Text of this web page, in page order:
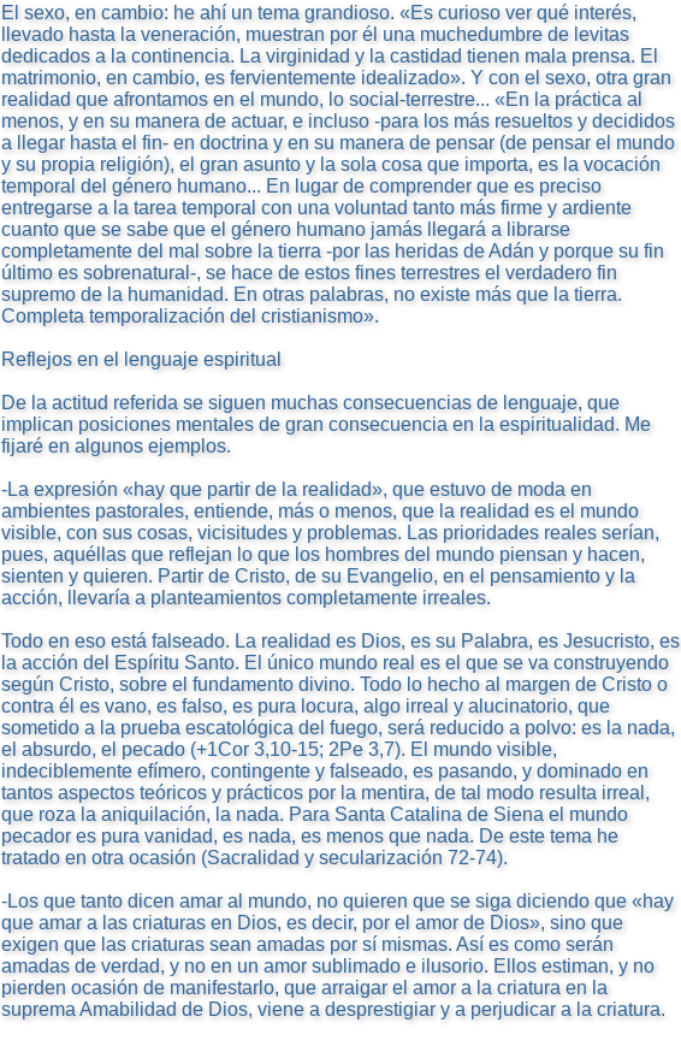
El sexo, en cambio: he ahí un tema grandioso. «Es curioso ver qué interés,
llevado hasta la veneración, muestran por él una muchedumbre de levitas
dedicados a la continencia. La virginidad y la castidad tienen mala prensa. El
matrimonio, en cambio, es fervientemente idealizado». Y con el sexo, otra gran
realidad que afrontamos en el mundo, lo social-terrestre... «En la práctica al
menos, y en su manera de actuar, e incluso -para los más resueltos y decididos
a llegar hasta el fin- en doctrina y en su manera de pensar (de pensar el mundo
y su propia religión), el gran asunto y la sola cosa que importa, es la vocación
temporal del género humano... En lugar de comprender que es preciso
entregarse a la tarea temporal con una voluntad tanto más firme y ardiente
cuanto que se sabe que el género humano jamás llegará a librarse
completamente del mal sobre la tierra -por las heridas de Adán y porque su fin
último es sobrenatural-, se hace de estos fines terrestres el verdadero fin
supremo de la humanidad. En otras palabras, no existe más que la tierra.
Completa temporalización del cristianismo».
Reflejos en el lenguaje espiritual
De la actitud referida se siguen muchas consecuencias de lenguaje, que
implican posiciones mentales de gran consecuencia en la espiritualidad. Me
fijaré en algunos ejemplos.
-La expresión «hay que partir de la realidad», que estuvo de moda en
ambientes pastorales, entiende, más o menos, que la realidad es el mundo
visible, con sus cosas, vicisitudes y problemas. Las prioridades reales serían,
pues, aquéllas que reflejan lo que los hombres del mundo piensan y hacen,
sienten y quieren. Partir de Cristo, de su Evangelio, en el pensamiento y la
acción, llevaría a planteamientos completamente irreales.
Todo en eso está falseado. La realidad es Dios, es su Palabra, es Jesucristo, es
la acción del Espíritu Santo. El único mundo real es el que se va construyendo
según Cristo, sobre el fundamento divino. Todo lo hecho al margen de Cristo o
contra él es vano, es falso, es pura locura, algo irreal y alucinatorio, que
sometido a la prueba escatológica del fuego, será reducido a polvo: es la nada,
el absurdo, el pecado (+1Cor 3,10-15; 2Pe 3,7). El mundo visible,
indeciblemente efímero, contingente y falseado, es pasando, y dominado en
tantos aspectos teóricos y prácticos por la mentira, de tal modo resulta irreal,
que roza la aniquilación, la nada. Para Santa Catalina de Siena el mundo
pecador es pura vanidad, es nada, es menos que nada. De este tema he
tratado en otra ocasión (Sacralidad y secularización 72-74).
-Los que tanto dicen amar al mundo, no quieren que se siga diciendo que «hay
que amar a las criaturas en Dios, es decir, por el amor de Dios», sino que
exigen que las criaturas sean amadas por sí mismas. Así es como serán
amadas de verdad, y no en un amor sublimado e ilusorio. Ellos estiman, y no
pierden ocasión de manifestarlo, que arraigar el amor a la criatura en la
suprema Amabilidad de Dios, viene a desprestigiar y a perjudicar a la criatura.